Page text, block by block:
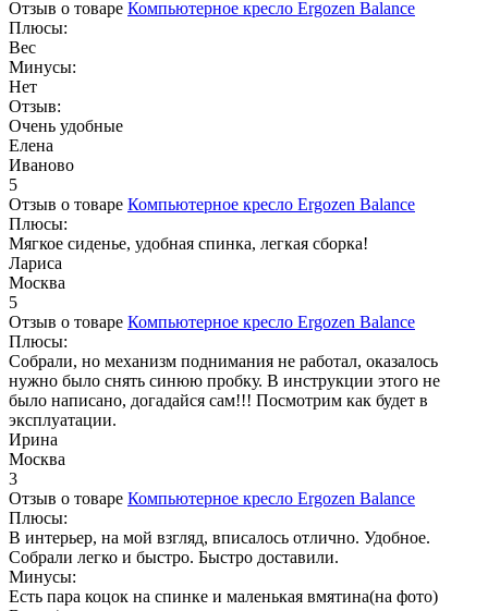
Отзыв о товаре Компьютерное кресло Ergozen Balance
Плюсы:
Вес
Минусы:
Нет
Отзыв:
Очень удобные
Елена
Иваново
5
Отзыв о товаре Компьютерное кресло Ergozen Balance
Плюсы:
Мягкое сиденье, удобная спинка, легкая сборка!
Лариса
Москва
5
Отзыв о товаре Компьютерное кресло Ergozen Balance
Плюсы:
Собрали, но механизм поднимания не работал, оказалось
нужно было снять синюю пробку. В инструкции этого не
было написано, догадайся сам!!! Посмотрим как будет в
эксплуатации.
Ирина
Москва
3
Отзыв о товаре Компьютерное кресло Ergozen Balance
Плюсы:
В интерьер, на мой взгляд, вписалось отлично. Удобное.
Собрали легко и быстро. Быстро доставили.
Минусы:
Есть пара коцок на спинке и маленькая вмятина(на фото)